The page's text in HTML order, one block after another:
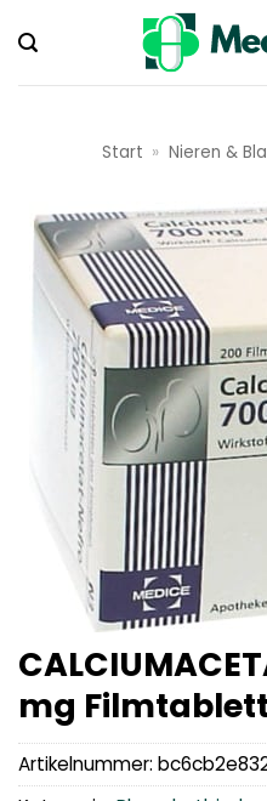
Inhalt
springen
Start » Nieren &
mg
Artikelnummer: